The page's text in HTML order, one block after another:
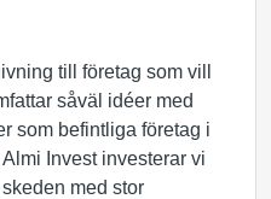
till företag som vill
såväl idéer med
som befintliga företag i
Invest investerar vi
med stor